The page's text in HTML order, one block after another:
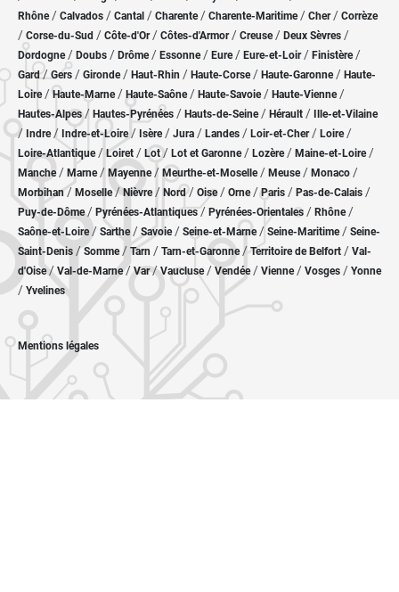
Rhône/ Calvados / Cantal / Charente / Charente-Maritime/ Cher / Corrèze
/ Corse-du-Sud / Côte-d'Or / Côtes-d'Armor/ Creuse/ Deux Sèvres /
Dordogne/ Doubs / Drôme/ Essonne / Eure/ Eure-et-Loir / Finistère/
Gard/Gers / Gironde/ Haut-Rhin / Haute-Corse/ Haute-Garonne/ Haute-
Loire/Haute-Marne/ Haute-Saône/ Haute-Savoie/ Haute-Vienne/
Hautes-Alpes/ Hautes-Pyrénées / Hauts-de-Seine/ Hérault / Ille-et-Vilaine
/ Indre/ Indre-et-Loire/ Isère/ Jura / Landes / Loir-et-Cher/ Loire/
Loire-Atlantique/ Loiret / Lot/ Lot et Garonne/ Lozère / Maine-et-Loire/
Manche/ Marne/ Mayenne/ Meurthe-et-Moselle/ Meuse/ Monaco /
Morbihan/ Moselle/ Nièvre / Nord/ Oise / Orne/Paris / Pas-de-Calais /
Puy-de-Dôme/ Pyrénées-Atlantiques / Pyrénées-Orientales / Rhône/
Saône-et-Loire/ Sarthe/ Savoie/ Seine-et-Marne/ Seine-Maritime/ Seine-
Saint-Denis /Somme/ Tarn / Tarn-et-Garonne/Territoire de Belfort / Val-
d'Oise/ Val-de-Marne/Var/Vaucluse/ Vendée/ Vienne/ Vosges / Yonne
/ Yvelines
Mentions légales